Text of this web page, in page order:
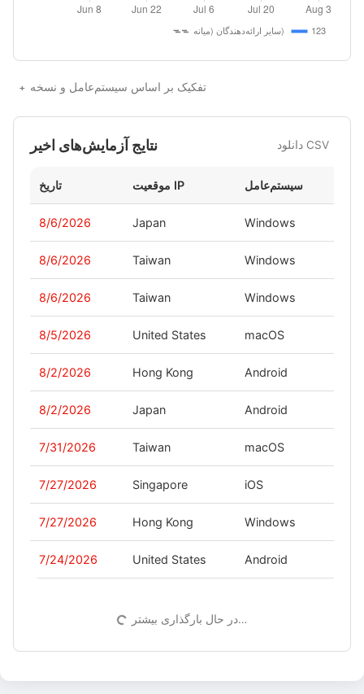
تفکیک بر اساس سیستم‌عامل و نسخه
نتایج آزمایش‌های اخیر دانلود CSV
تاریخ موقعیت IP سیستم‌عامل
8/6/2026 Japan Windows
8/6/2026 Taiwan Windows
8/6/2026 Taiwan Windows
8/5/2026 United States macOS
8/2/2026 Hong Kong Android
8/2/2026 Japan Android
7/31/2026 Taiwan macOS
7/27/2026 Singapore iOS
7/27/2026 Hong Kong Windows
7/24/2026 United States Android
در حال بارگذاری بیشتر…